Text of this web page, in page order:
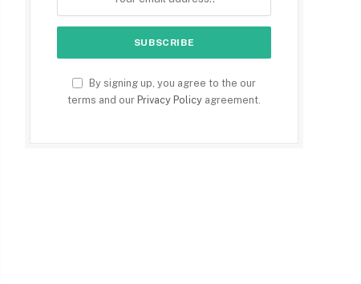
By signing up, you agree to the our
terms and our Privacy Policy agreement.